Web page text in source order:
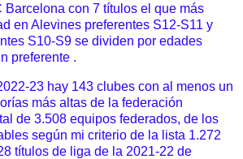
Barcelona con 7 títulos el que más
en Alevines preferentes S12-S11 y
S10-S9 se dividen por edades
preferente .
23 hay 143 clubes con al menos un
más altas de la federación
de 3.508 equipos federados, de los
según mi criterio de la lista 1.272
títulos de liga de la 2021-22 de